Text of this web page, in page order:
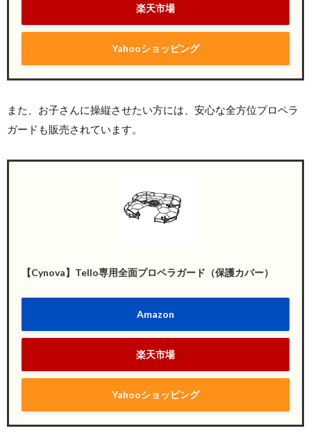
楽天市場
Yahooショッピング
また、お子さんに操縦させたい方には、安心な全方位プロペラ
ガードも販売されています。
【Cynova】Tello専用全面プロペラガード（保護カバー）
Amazon
楽天市場
Yahooショッピング